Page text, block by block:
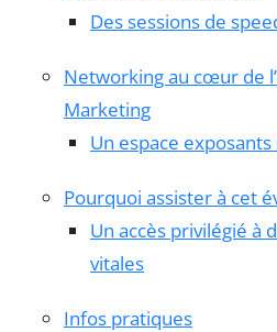
Des sessions de
Networking au cœur de
Marketing
Un espace
Pourquoi assister à cet
Un accès privilégié à
vitales
Infos pratiques